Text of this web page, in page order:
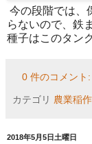
今の段階では、
らないので、鉄
種子はこのタン
0 件のコメント:
カテゴリ 農業稲
2018年5月5日土曜日